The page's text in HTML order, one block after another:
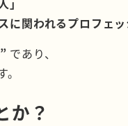
に関われるプロフェッ
であり、
か？